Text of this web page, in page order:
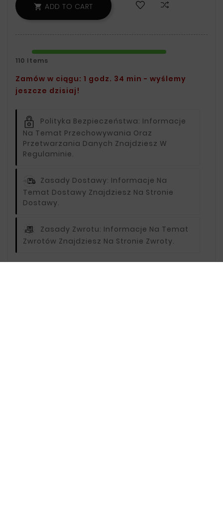
 ADD TO CART
110 Items
Zamów w ciągu: 1 godz. 34 min - wyślemy
jeszcze dzisiaj!
Polityka Bezpieczeństwa: Informacje
Na Temat Przechowywania Oraz
Przetwarzania Danych Znajdziesz W
Regulaminie.
Zasady Dostawy: Informacje Na
Temat Dostawy Znajdziesz Na Stronie
Dostawy.
Zasady Zwrotu: Informacje Na Temat
Zwrotów Znajdziesz Na Stronie Zwroty.